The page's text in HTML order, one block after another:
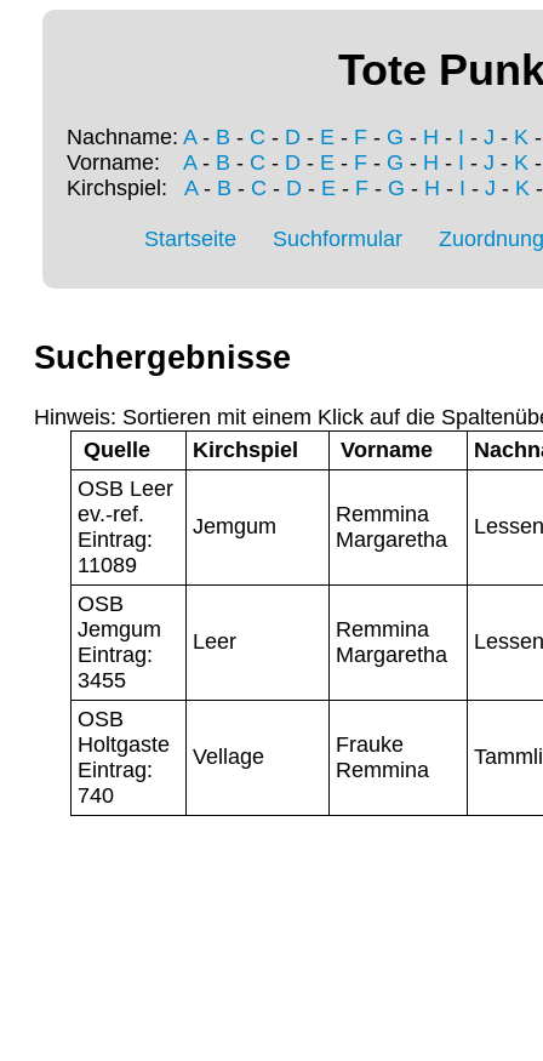
Tote
Nachname: A- B - C - D - E - F - G - H - I - J - K
Vorname: A- B - C - D - E - F - G - H - I - J - K
Kirchspiel: A- B - C - D- E- F- G - H - I - J - K
Startseite Suchformular
Suchergebnisse
Hinweis: Sortieren mit einem Klick auf die
Quelle
Kirchspiel Vorname
OSB Leer
ev.-ref.
Eintrag:
11089
Jemgum
Remmina
Margaretha
OSB
Jemgum
Eintrag:
3455
Leer
Remmina
Margaretha
OSB
Holtgaste
Eintrag:
740
Vellage
Frauke
Remmina